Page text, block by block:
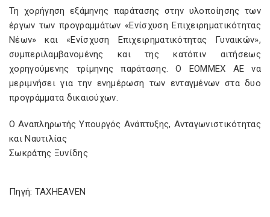
Τη χορήγηση εξάμηνης παράτασης στην υλοποίησης των
έργων των προγραμμάτων «Ενίσχυση Επιχειρηματικότητας
Νέων» και «Ενίσχυση Επιχειρηματικότητας Γυναικών»,
συμπεριλαμβανομένης και της κατόπιν αιτήσεως
χορηγούμενης τρίμηνης παράτασης. Ο ΕΟΜΜΕΧ ΑΕ να
μεριμνήσει για την ενημέρωση των ενταγμένων στα δυο
προγράμματα δικαιούχων.
Ο Αναπληρωτής Υπουργός Ανάπτυξης, Ανταγωνιστικότητας
και Ναυτιλίας
Σωκράτης Ξυνίδης
Πηγή: TAXHEAVEN